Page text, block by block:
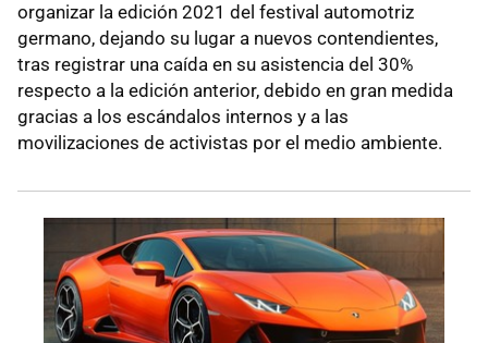
organizar la edición 2021 del festival automotriz
germano, dejando su lugar a nuevos contendientes,
tras registrar una caída en su asistencia del 30%
respecto a la edición anterior, debido en gran medida
gracias a los escándalos internos y a las
movilizaciones de activistas por el medio ambiente.